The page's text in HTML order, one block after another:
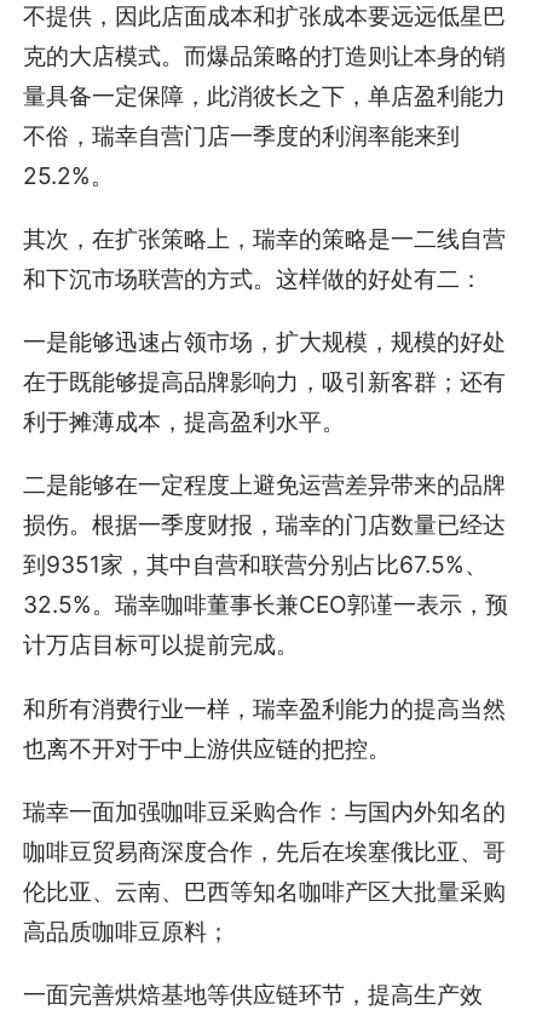
不提供，因此店面成本和扩张成本要远远低星巴
克的大店模式。而爆品策略的打造则让本身的销
量具备一定保障，此消彼长之下，单店盈利能力
不俗，瑞幸自营门店一季度的利润率能来到
25.2%。
其次，在扩张策略上，瑞幸的策略是一二线自营
和下沉市场联营的方式。这样做的好处有二：
一是能够迅速占领市场，扩大规模，规模的好处
在于既能够提高品牌影响力，吸引新客群；还有
利于摊薄成本，提高盈利水平。
二是能够在一定程度上避免运营差异带来的品牌
损伤。根据一季度财报，瑞幸的门店数量已经达
到9351家，其中自营和联营分别占比67.5%、
32.5%。瑞幸咖啡董事长兼CEO郭谨一表示，预
计万店目标可以提前完成。
和所有消费行业一样，瑞幸盈利能力的提高当然
也离不开对于中上游供应链的把控。
瑞幸一面加强咖啡豆采购合作：与国内外知名的
咖啡豆贸易商深度合作，先后在埃塞俄比亚、哥
伦比亚、云南、巴西等知名咖啡产区大批量采购
高品质咖啡豆原料；
一面完善烘焙基地等供应链环节，提高生产效